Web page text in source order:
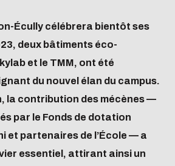
Écully célébrera bientôt ses
deux bâtiments éco-
et le TMM, ont été
du nouvel élan du campus.
la contribution des mécènes —
par le Fonds de dotation
et partenaires de l’École — a
essentiel, attirant ainsi un